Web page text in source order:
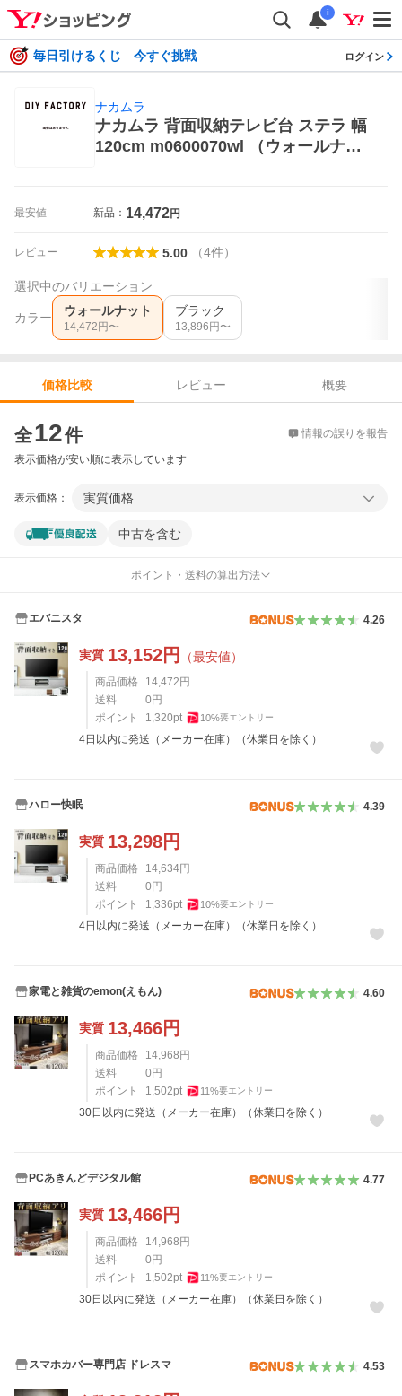
i
毎日引けるくじ 今すぐ挑戦 ログイン
ナカムラ
ナカムラ 背面収納テレビ台 ステラ 幅
120cm m0600070wl （ウォールナッ
最安値 新品： 14,472円
レビュー 5.00 （4件）
選択中のバリエーション
カラー ウォールナット
14,472 円〜
ブラック
13,896 円〜
価格比較 レビュー
概要
全12件 情報の誤りを報告
表示価格が安い順に表示しています
表示価格： 実質価格
中古を含む
ポイント・送料の算出方法
エバニスタ 4.26
実質 13,152円 （最安値）
商品価格 14,472 円
送料
0 円
ポイント
1,320pt 10%要エントリー
4日以内に発送（メーカー在庫）（休業日を除く）
ハロー快眠 4.39
実質 13,298円
商品価格 14,634円
送料
0 円
ポイント
1,336pt 10%要エントリー
4日以内に発送（メーカー在庫）（休業日を除く）
家電と雑貨のemon(えもん) 4.60
実質 13,466円
商品価格 14,968 円
送料
0 円
ポイント
1,502pt 11%要エントリー
30日以内に発送（メーカー在庫）（休業日を除く）
PCあきんどデジタル館 4.77
実質 13,466円
商品価格 14,968 円
送料
0 円
ポイント
1,502pt 11%要エントリー
30日以内に発送（メーカー在庫）（休業日を除く）
スマホカバー専門店 ドレスマ 4.53